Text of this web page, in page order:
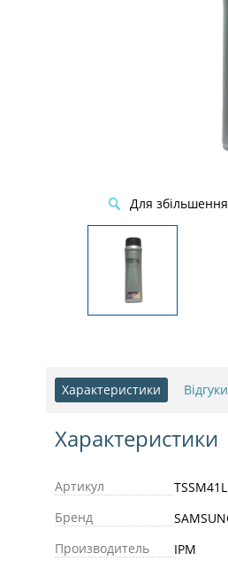
Для
Характеристики Відгуки
Характеристики
Артикул
TSSM41L
Бренд
Производитель
IPM